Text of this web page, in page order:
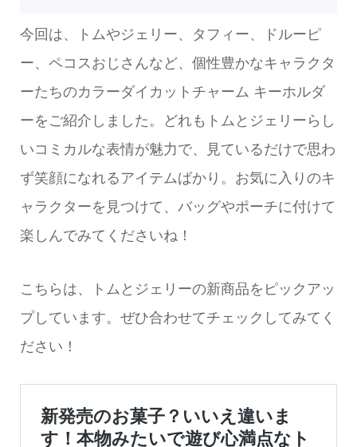
今回は、トムやジェリー、タフィー、ドルーピ
ー、ペコスおじさんなど、個性豊かなキャラクタ
ーたちのカラーダイカットチャーム キーホルダ
ーをご紹介しました。どれもトムとジェリーらし
いコミカルな表情が魅力で、見ているだけで思わ
ず笑顔になれるアイテムばかり。お気に入りのキ
ャラクターを見つけて、バッグやポーチに付けて
楽しんでみてくださいね！
こちらは、トムとジェリーの新商品をピックアッ
プしています。ぜひ合わせてチェックしてみてく
ださい！